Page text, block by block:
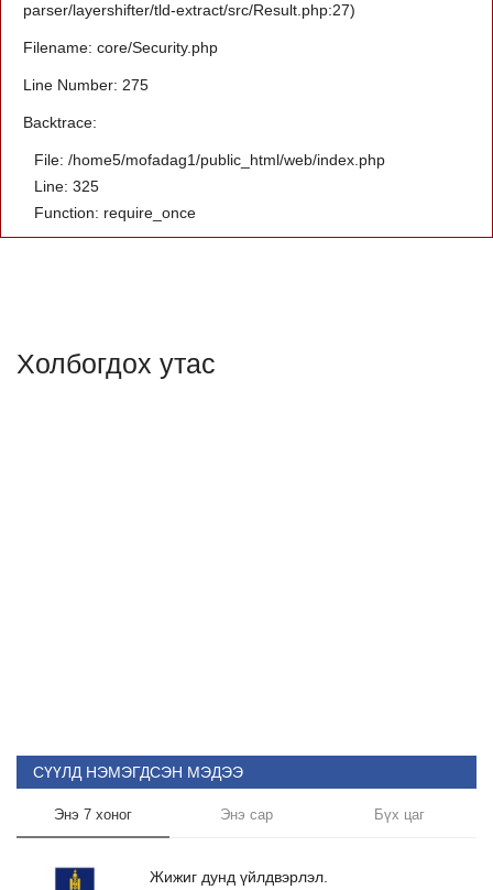
parser/layershifter/tld-extract/src/Result.php:27)
Filename: core/Security.php
Line Number: 275
Backtrace:
File: /home5/mofadag1/public_html/web/index.php
Line: 325
Function: require_once
Холбогдох утас
СҮҮЛД НЭМЭГДСЭН МЭДЭЭ
Энэ 7 хоног Энэ сар Бүх цаг
Жижиг дунд үйлдвэрлэл.